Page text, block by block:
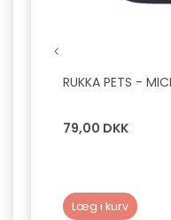
RUKKA PETS -
79,00 DKK
Læg i kurv